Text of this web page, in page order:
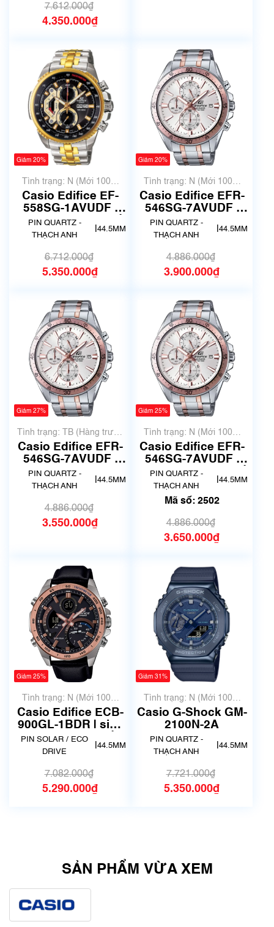
7.612.000₫
4.350.000₫
Giảm 20%
Tình trạng: N (Mới 100%
chưa qua sử dụng)
Casio Edifice EF-
558SG-1AVUDF |
size 45mm | Mã số
2667
PIN QUARTZ -
THẠCH ANH
44.5MM
6.712.000₫
5.350.000₫
Giảm 20%
Tình trạng: N (Mới 100%
chưa qua sử dụng)
Casio Edifice EFR-
546SG-7AVUDF |
Size 45.5mm | Mã
số 2502
PIN QUARTZ -
THẠCH ANH
44.5MM
4.886.000₫
3.900.000₫
Giảm 27%
Tình trạng: TB (Hàng trưng
bày, thanh lý)
Casio Edifice EFR-
546SG-7AVUDF |
Size 45.5mm | Mã
số 5021
PIN QUARTZ -
THẠCH ANH
44.5MM
4.886.000₫
3.550.000₫
Giảm 25%
Tình trạng: N (Mới 100%
chưa qua sử dụng)
Casio Edifice EFR-
546SG-7AVUDF |
Chính hãng | Mã số
2502
PIN QUARTZ -
THẠCH ANH
44.5MM
Mã số: 2502
4.886.000₫
3.650.000₫
Giảm 25%
Tình trạng: N (Mới 100%
chưa qua sử dụng)
Casio Edifice ECB-
900GL-1BDR | size
44.5mm | Mã số
2009
PIN SOLAR / ECO
DRIVE
44.5MM
7.082.000₫
5.290.000₫
Giảm 31%
Tình trạng: N (Mới 100%
chưa qua sử dụng)
Casio G-Shock GM-
2100N-2A
PIN QUARTZ -
THẠCH ANH
44.5MM
7.721.000₫
5.350.000₫
SẢN PHẨM VỪA XEM